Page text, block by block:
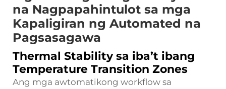
na Nagpapahintulot sa mga
Kapaligiran ng Automated na
Pagsasagawa
Thermal Stability sa iba’t ibang
Temperature Transition Zones
Ang mga awtomatikong workflow sa